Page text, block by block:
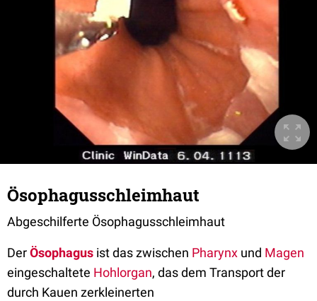
Ösophagusschleimhaut
Abgeschilferte Ösophagusschleimhaut
DerÖsophagus ist das zwischen Pharynx und Magen
eingeschaltete Hohlorgan, das dem Transport der
durch Kauen zerkleinerten